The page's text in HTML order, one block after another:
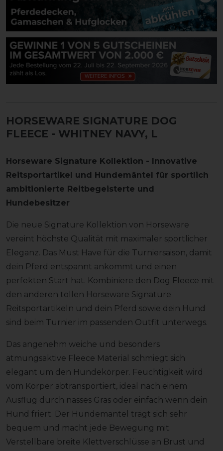
HORSEWARE SIGNATURE DOG
FLEECE - WHITNEY NAVY, L
Horseware Signature Kollektion - Innovative
Reitsportartikel und Hundemäntel für sportlich
ambitionierte Reitbegeisterte und
Hundebesitzer
Die neue Signature Kollektion von Horseware
vereint höchste Qualität mit maximaler sportlicher
Eleganz. Das Must Have für die Turniersaison, damit
dein Pferd entspannt ankommt und einen
perfekten Start hat. Kombiniere den Dog Fleece mit
den anderen tollen Horseware Signature
Reitsportartikeln und dein Pferd sowie dein Hund
sind beim Turnier im passenden Outfit unterwegs.
Das angenehm weiche und besonders
atmungsaktive Fleece Material schmiegt sich
elegant um den Hundekörper. Feuchtigkeit wird
vom Körper abtransportiert, ideal nach einem
Ausflug durch nasses Gras oder einfach wenn dein
Hund friert. Der Hundemantel trägt sich sehr
bequem und macht jede Bewegung mit.
Verstellbare breite Klettverschlüsse an Brust und